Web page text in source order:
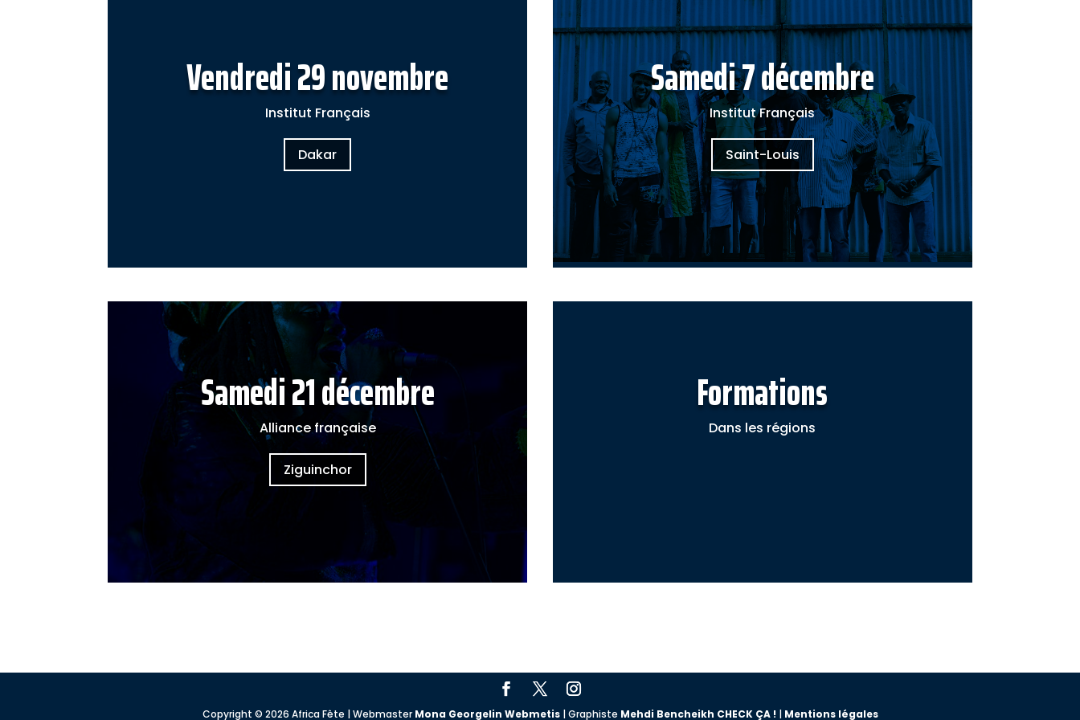
Vendredi 29 novembre
Institut Français
Dakar
Samedi 7 décembre
Institut Français
Saint-Louis
Samedi 21 décembre
Alliance française
Ziguinchor
Formations
Dans les régions
Copyright © 2026 Africa Fête | Webmaster Mona Georgelin Webmetis| Graphiste Mehdi Bencheikh CHECK ÇA !| Mentions légales